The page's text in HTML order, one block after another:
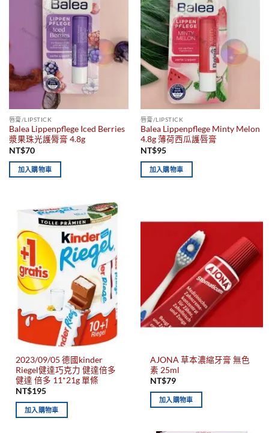
唇膏/LIPSTICK
Balea Lippenpflege Iced Berries
漿果珠光護脣膏 4.8g
NT$70
加入購物車
唇膏/LIPSTICK
Balea Lippenpflege Minty Melon
4.8g 薄荷西瓜護唇膏
NT$95
加入購物車
2023/09/05 德國kinder
Riegel健達巧克力 健達倍多
健達 倍多 11*21g 單條
NT$195
加入購物車
AJONA 草本濃縮牙膏 無色
素 25ml
NT$79
加入購物車